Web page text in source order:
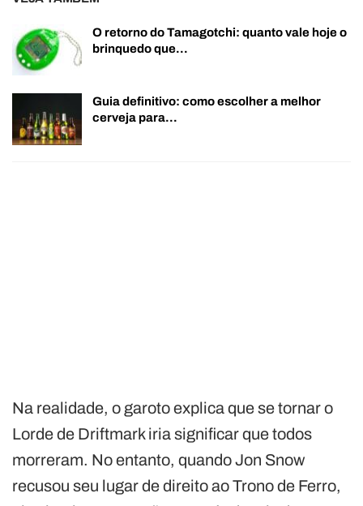
O retorno do Tamagotchi: quanto vale hoje o
brinquedo que…
Guia definitivo: como escolher a melhor
cerveja para…
Na realidade, o garoto explica que se tornar o
Lorde de Driftmark iria significar que todos
morreram. No entanto, quando Jon Snow
recusou seu lugar de direito ao Trono de Ferro,